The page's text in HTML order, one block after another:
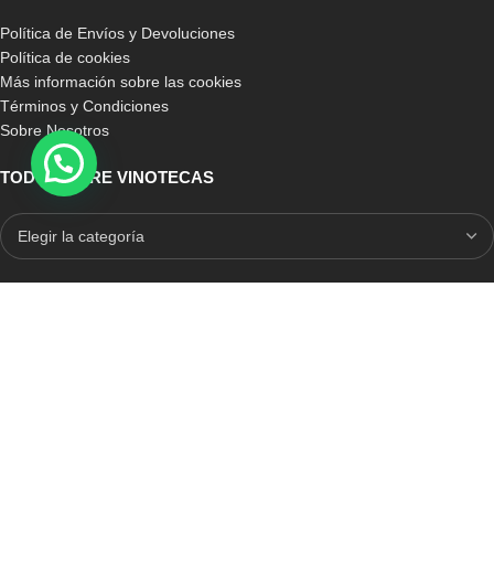
Política de Envíos y Devoluciones
Política de cookies
Más información sobre las cookies
Términos y Condiciones
Sobre Nosotros
TODO SOBRE VINOTECAS